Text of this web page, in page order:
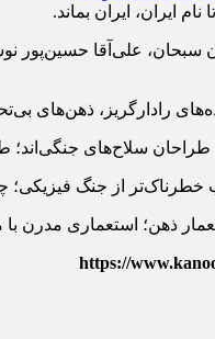
ایران، ایران بماند.
سبحان، علی‌آقا
رادارگریز، ذهن‌های
سلاح‌های جنگی‌اند؛
از جنگ فیزیکی؛ چه
ذهن؛ استعماری مدرن با
https://